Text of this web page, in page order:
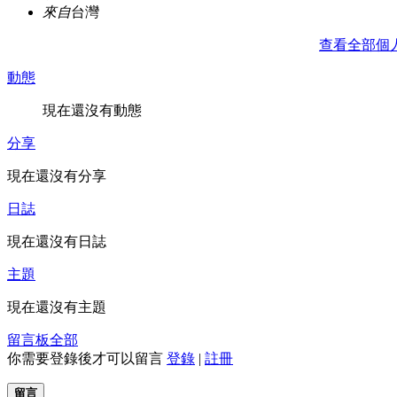
來自台灣
查看全部個
動態
現在還沒有動態
分享
現在還沒有分享
日誌
現在還沒有日誌
主題
現在還沒有主題
留言板全部
你需要登錄後才可以留言 登錄 | 註冊
留言